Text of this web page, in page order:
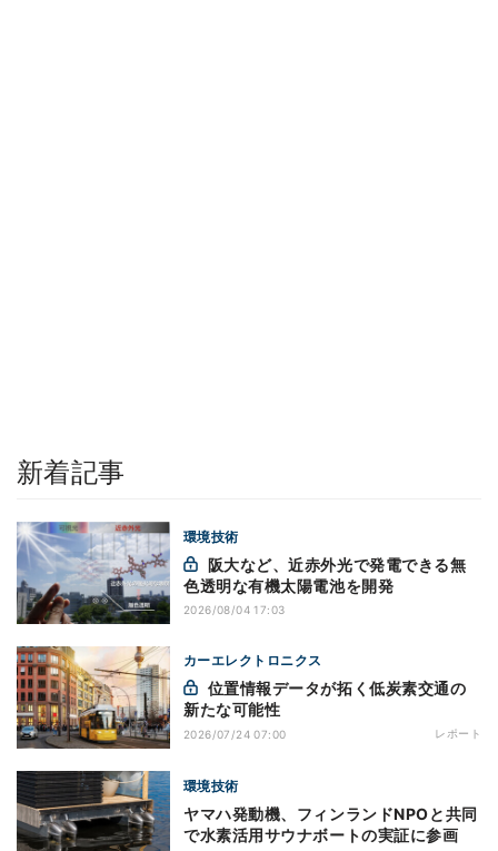
新着記事
環境技術
色透明な有機太陽電池を開発
2026/08/04 17:03
カーエレクトロニクス
新たな可能性
2026/07/24 07:00 レポート
環境技術
ヤマハ発動機、フィンランドNPOと共同
で水素活用サウナボートの実証に参画